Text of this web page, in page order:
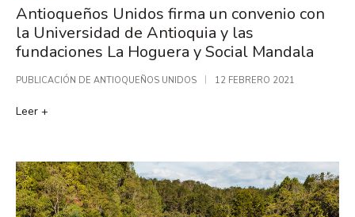
Antioqueños Unidos firma un convenio con
la Universidad de Antioquia y las
fundaciones La Hoguera y Social Mandala
PUBLICACIÓN DE ANTIOQUEÑOS UNIDOS 12 FEBRERO 2021
Leer +